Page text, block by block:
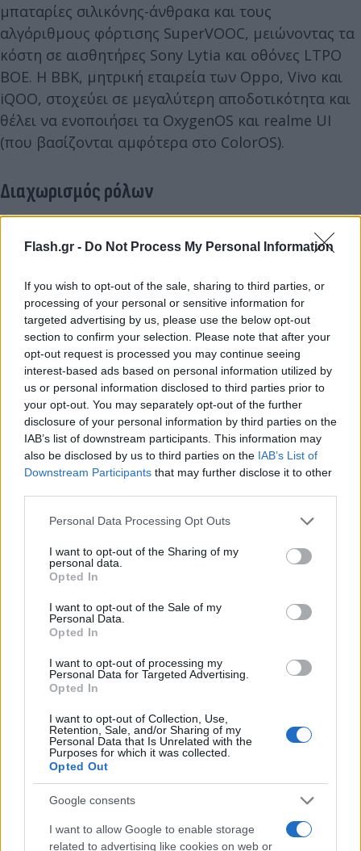
Flash.gr - Do Not Process My Personal Information
If you wish to opt-out of the sale, sharing to third parties, or
processing of your personal or sensitive information for
targeted advertising by us, please use the below opt-out
section to confirm your selection. Please note that after your
opt-out request is processed you may continue seeing
interest-based ads based on personal information utilized by
us or personal information disclosed to third parties prior to
your opt-out. You may separately opt-out of the further
disclosure of your personal information by third parties on the
IAB’s list of downstream participants. This information may
also be disclosed by us to third parties on the IAB’s List of
Downstream Participants that may further disclose it to other
Please note that this website/app uses one or more Google
not limited to your visit or usage behaviour. You may click to
grant or deny consent to Google and its third-party tags to
use your data for below specified purposes in below Google
consent section.
Personal Data Processing Opt Outs
I want to opt-out of the Sharing of my
personal data.
Opted In
I want to opt-out of the Sale of my
Personal Data.
Opted In
I want to opt-out of processing my
Personal Data for Targeted Advertising.
Opted In
I want to opt-out of Collection, Use,
Retention, Sale, and/or Sharing of my
Personal Data that Is Unrelated with the
Purposes for which it was collected.
Opted Out
Google consents
I want to allow Google to enable storage
related to advertising like cookies on web or
μπαταρίες σιλικόνης-άνθρακα και τους
αλγόριθμους φόρτισης SuperVOOC, μειώνοντας τα
κόστη σε αισθητήρες Sony Lytia και οθόνες LTPO
BOE. Η BBK, μητρική εταιρεία των Oppo, Vivo και
iQOO, στοχεύει σε μεγαλύτερη αποδοτικότητα και
θέλει να ενοποιήσει τα OxygenOS και realme UI
(που βασίζονται αμφότερα στο ColorOS).
Διαχωρισμός ρόλων
τιμής και μεσαίας κατηγορίας, ανταγωνιζόμενη τα
επικεντρωθεί σε πιο premium συσκευές, σε
ναυαρχίδες και foldables με τις κάμερες της
Hasselblad και με στόχο να κερδίσει το ενδιαφέρον
όσων δαπανούν αρκετά χρήματα για το κινητό τους
τηλέφωνο.